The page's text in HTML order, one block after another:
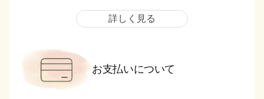
詳しく見る
お支払いについて